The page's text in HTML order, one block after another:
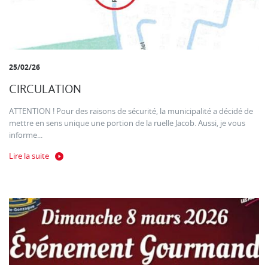
25/02/26
CIRCULATION
ATTENTION ! Pour des raisons de sécurité, la municipalité a décidé de
mettre en sens unique une portion de la ruelle Jacob. Aussi, je vous
informe...
Lire la suite